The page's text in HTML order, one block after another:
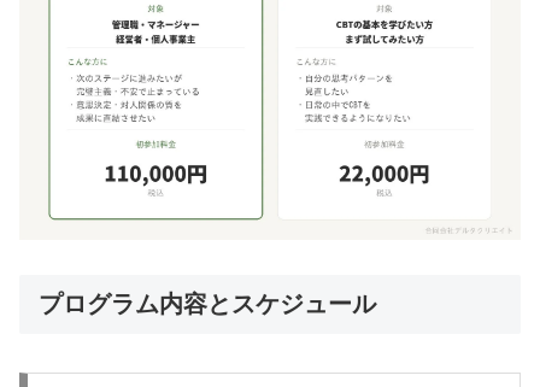
プログラム内容とスケジュール